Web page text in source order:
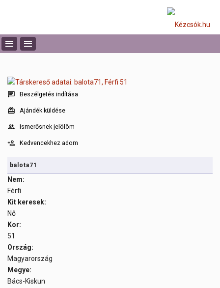
Beszélgetés indítása
Ajándék küldése
Ismerősnek jelölöm
Kedvencekhez adom
balota71
Nem:
Férfi
Kit keresek:
Nő
Kor:
51
Ország:
Magyarország
Megye:
Bács-Kiskun